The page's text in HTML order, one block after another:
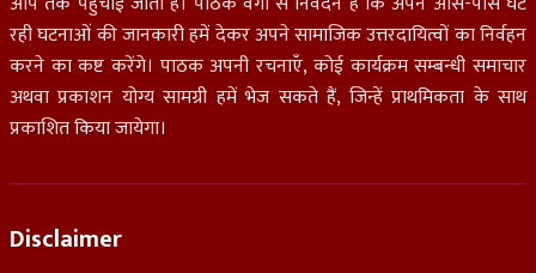
रही घटनाओं की जानकारी हमें देकर अपने सामाजिक उत्तरदायित्वों का निर्वहन
करने का कष्ट करेंगे। पाठक अपनी रचनाएँ, कोई कार्यक्रम सम्बन्धी समाचार
अथवा प्रकाशन योग्य सामग्री हमें भेज सकते हैं, जिन्हें प्राथमिकता के साथ
प्रकाशित किया जायेगा।
Disclaimer